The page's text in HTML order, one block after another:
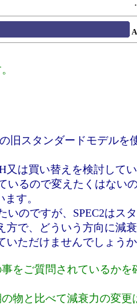
旧スタンダードモデルを
又は買い替えを検討して
いるので変えたくはない
す。
いのですが、SPEC2はス
方で、どういう方向に減
いただけませんでしょう
をご質問されているかを
物と比べて減衰力の変更